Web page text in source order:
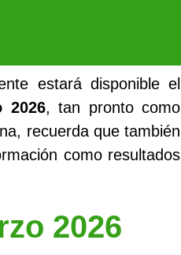
estará disponible el
2026, tan pronto como
recuerda que también
como resultados
2026